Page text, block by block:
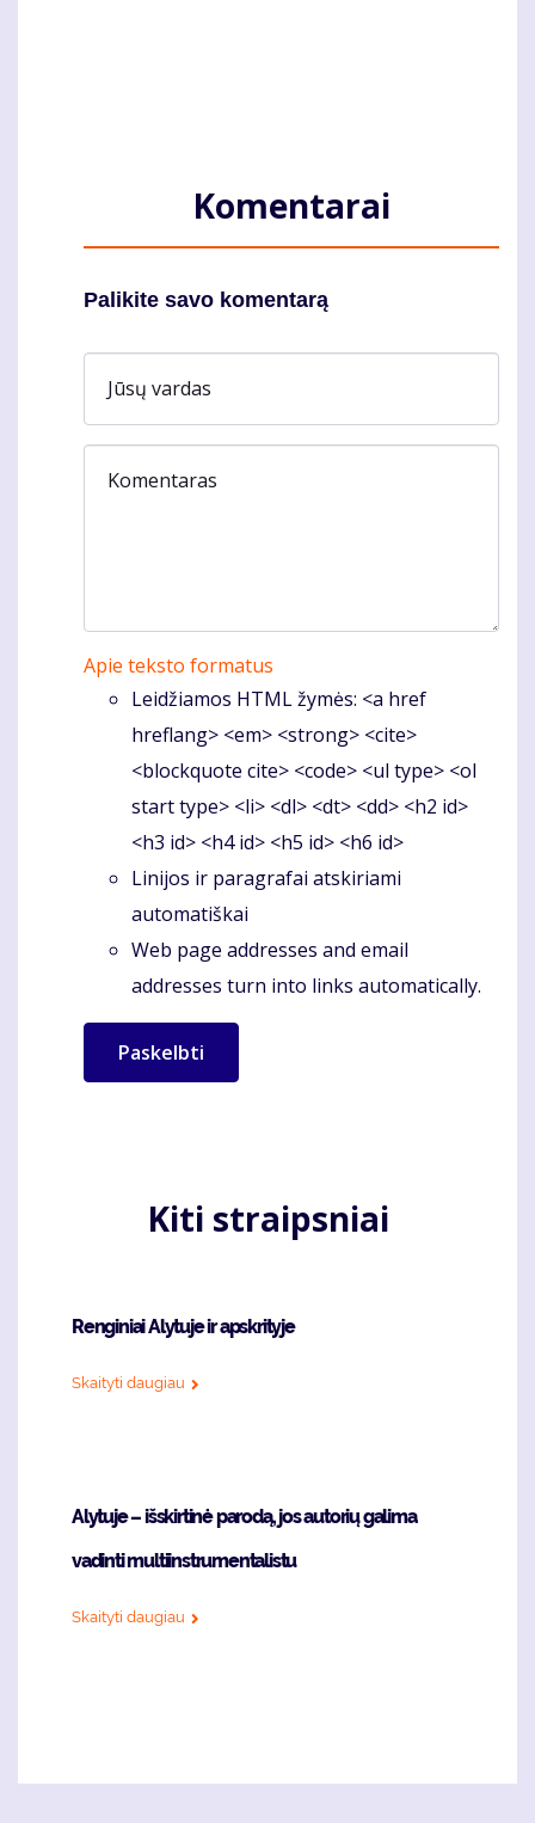
Komentarai
Palikite savo komentarą
Jūsų vardas
Komentaras
Apie teksto formatus
Leidžiamos HTML žymės: <a href
hreflang> <em> <strong> <cite>
<blockquote cite> <code> <ul type> <ol
start type> <li> <dl> <dt> <dd> <h2 id>
<h3 id> <h4 id> <h5 id> <h6 id>
Linijos ir paragrafai atskiriami
automatiškai
Web page addresses and email
addresses turn into links automatically.
Kiti straipsniai
Renginiai Alytuje ir apskrityje
Skaityti daugiau
Alytuje – išskirtinė parodą, jos autorių galima
vadinti multiinstrumentalistu
Skaityti daugiau